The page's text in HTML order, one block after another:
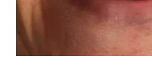
me
gusta
estética